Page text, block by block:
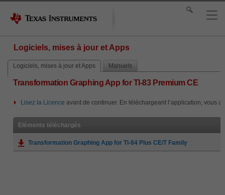
Logiciels, mises à jour et Apps
Logiciels, mises à jour et Apps Manuels
Transformation Graphing App for TI-83 Premium CE
Lisez la Licence avant de continuer. En téléchargeant l’application, vous
Eléments téléchargés
Transformation Graphing App for TI-84 Plus CE/T Family